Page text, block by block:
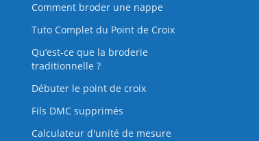
Comment broder une nappe
Tuto Complet du Point de Croix
Qu’est-ce que la broderie
traditionnelle ?
Débuter le point de croix
Fils DMC supprimés
Calculateur d'unité de mesure